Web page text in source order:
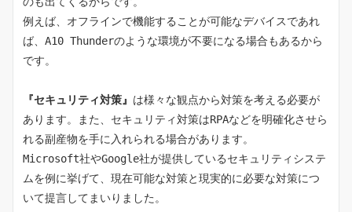
例えば、オフラインで機能することが可能なデバイスであれ
ば、A10 Thunderのような環境が不要になる場合もあるから
です。
『セキュリティ対策』 は様々な観点から対策を考える必要が
あります。また、セキュリティ対策はRPAなどを明確化させら
れる副産物を手に入れられる場合があります。
Microsoft社やGoogle社が提供しているセキュリティシステ
ムを例に挙げて、現在可能な対策と現実的に必要な対策につ
いて提言してまいりました。